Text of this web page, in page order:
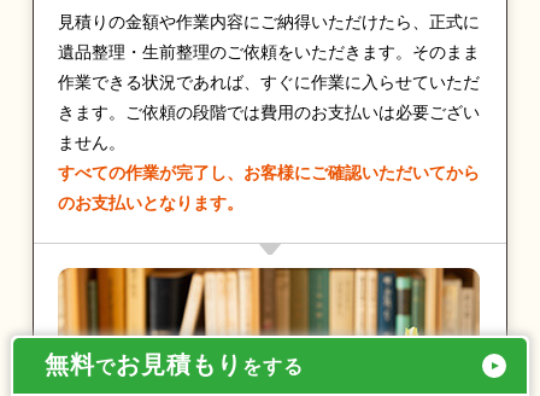
見積りの金額や作業内容にご納得いただけたら、正式に
遺品整理・生前整理のご依頼をいただきます。そのまま
作業できる状況であれば、すぐに作業に入らせていただ
きます。ご依頼の段階では費用のお支払いは必要ござい
ません。
すべての作業が完了し、お客様にご確認いただいてから
のお支払いとなります。
無料でお見積もり をする